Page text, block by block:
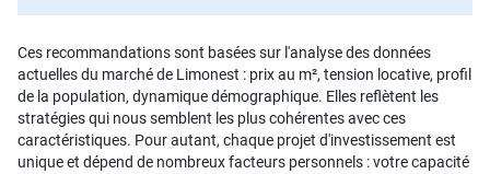
Ces recommandations sont basées sur l'analyse des données
actuelles du marché de Limonest : prix au m², tension locative, profil
de la population, dynamique démographique. Elles reflètent les
stratégies qui nous semblent les plus cohérentes avec ces
caractéristiques. Pour autant, chaque projet d'investissement est
unique et dépend de nombreux facteurs personnels : votre capacité